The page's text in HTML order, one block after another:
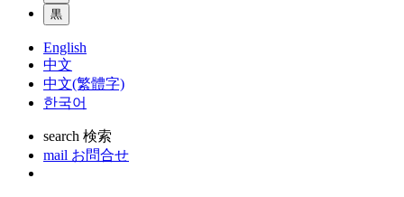
黒
English
中文
中文(繁體字)
한국어
search 検索
mail お問合せ